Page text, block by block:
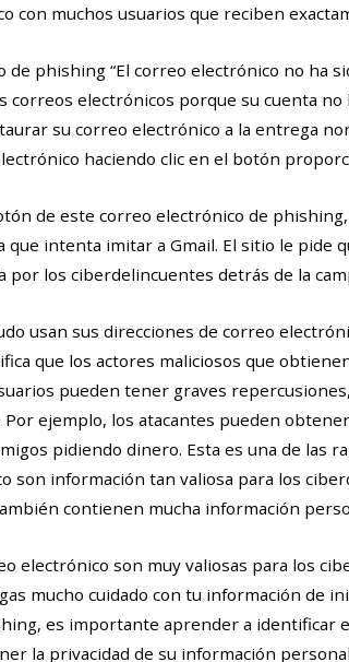
con muchos usuarios que reciben
de phishing “El correo electrónico no ha
correos electrónicos porque su cuenta no
su correo electrónico a la entrega
haciendo clic en el botón
de este correo electrónico de
que intenta imitar a Gmail. El sitio le pide
por los ciberdelincuentes detrás de la
usan sus direcciones de correo
que los actores maliciosos que
pueden tener graves
Por ejemplo, los atacantes pueden
pidiendo dinero. Esta es una de las
son información tan valiosa para los
contienen mucha información
electrónico son muy valiosas para los
mucho cuidado con tu información de
es importante aprender a identificar
la privacidad de su información